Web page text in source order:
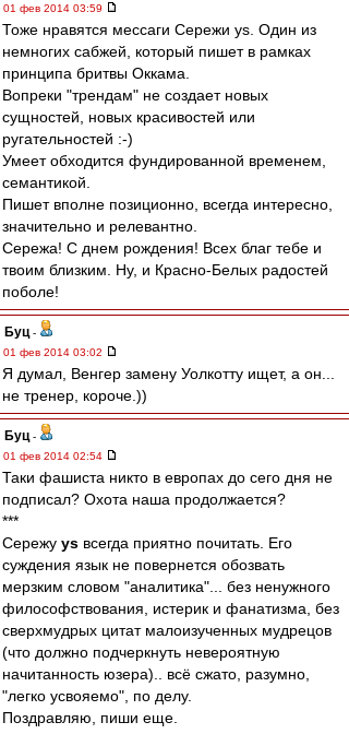
01 фев 2014 03:59
Тоже нравятся мессаги Сережи ys. Один из
немногих сабжей, который пишет в рамках
принципа бритвы Оккама.
Вопреки "трендам" не создает новых
сущностей, новых красивостей или
ругательностей :-)
Умеет обходится фундированной временем,
семантикой.
Пишет вполне позиционно, всегда интересно,
значительно и релевантно.
Сережа! С днем рождения! Всех благ тебе и
твоим близким. Ну, и Красно-Белых радостей
поболе!
Буц -
01 фев 2014 03:02
Я думал, Венгер замену Уолкотту ищет, а он...
не тренер, короче.))
Буц -
01 фев 2014 02:54
Таки фашиста никто в европах до сего дня не
подписал? Охота наша продолжается?
***
Сережу ys всегда приятно почитать. Его
суждения язык не повернется обозвать
мерзким словом "аналитика"... без ненужного
философствования, истерик и фанатизма, без
сверхмудрых цитат малоизученных мудрецов
(что должно подчеркнуть невероятную
начитанность юзера).. всё сжато, разумно,
"легко усвояемо", по делу.
Поздравляю, пиши еще.